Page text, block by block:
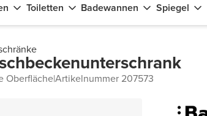
Toiletten Badewannen Spiegel
Oberfläche|Artikelnummer 207573